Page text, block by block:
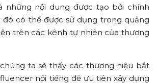
những nội dung được tạo bởi chính
đó có thể được sử dụng trong quảng
trên các kênh tự nhiên của thương
chúng ta sẽ thấy các thương hiệu bắt
nổi tiếng để ưu tiên xây dựng